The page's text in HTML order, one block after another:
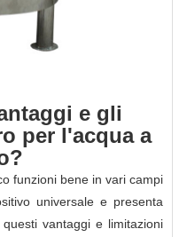
e gli
per l'acqua a
funzioni bene in vari campi
universale e presenta
vantaggi e limitazioni